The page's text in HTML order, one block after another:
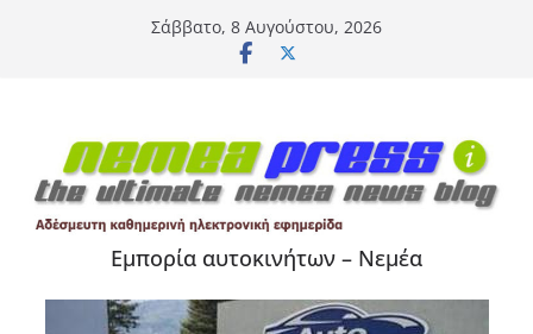
Σάββατο, 8 Αυγούστου, 2026
Εμπορία αυτοκινήτων – Νεμέα